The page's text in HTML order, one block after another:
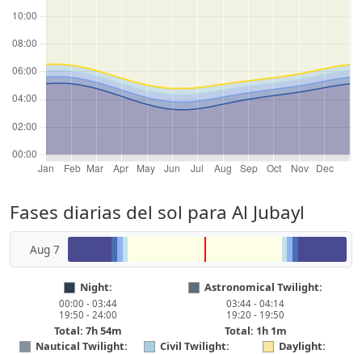
Fases diarias del sol para Al Jubayl
Aug 7
Night:
00:00 - 03:44
19:50 - 24:00
Total: 7h 54m
Astronomical Twilight:
03:44 - 04:14
19:20 - 19:50
Total: 1h 1m
Nautical Twilight:
Civil Twilight: Daylight: